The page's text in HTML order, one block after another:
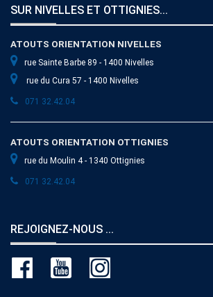
SUR NIVELLES ET OTTIGNIES...
ATOUTS ORIENTATION NIVELLES
rue Sainte Barbe 89 - 1400 Nivelles
rue du Cura 57 - 1400 Nivelles
071 32.42.04
ATOUTS ORIENTATION OTTIGNIES
rue du Moulin 4 - 1340 Ottignies
071 32.42.04
REJOIGNEZ-NOUS ...